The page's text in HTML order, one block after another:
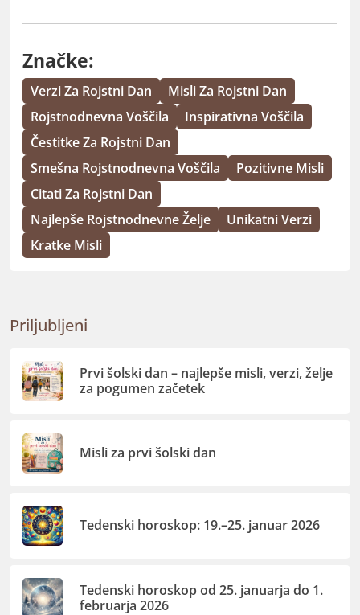
Značke:
Verzi Za Rojstni Dan
Misli Za Rojstni Dan
Rojstnodnevna Voščila
Inspirativna Voščila
Čestitke Za Rojstni Dan
Smešna Rojstnodnevna Voščila
Pozitivne Misli
Citati Za Rojstni Dan
Najlepše Rojstnodnevne Želje
Unikatni Verzi
Kratke Misli
Priljubljeni
Prvi šolski dan – najlepše misli, verzi, želje
za pogumen začetek
Misli za prvi šolski dan
Tedenski horoskop: 19.–25. januar 2026
Tedenski horoskop od 25. januarja do 1.
februarja 2026